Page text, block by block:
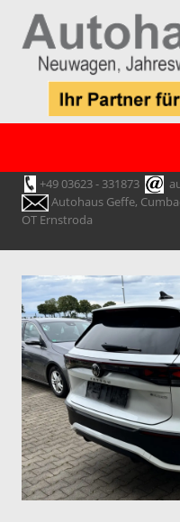
+49 03623 - 331873
Autohaus Geffe,
OT Ernstroda